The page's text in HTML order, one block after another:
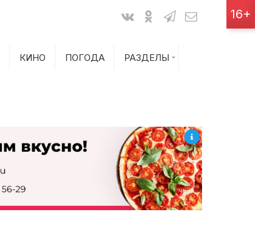
КИНО ПОГОДА РАЗДЕЛЫ
Показания счетчиков
Билеты на поезд
16+